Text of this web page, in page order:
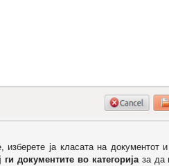
ја класата на документот
ги документите во категоријаза да